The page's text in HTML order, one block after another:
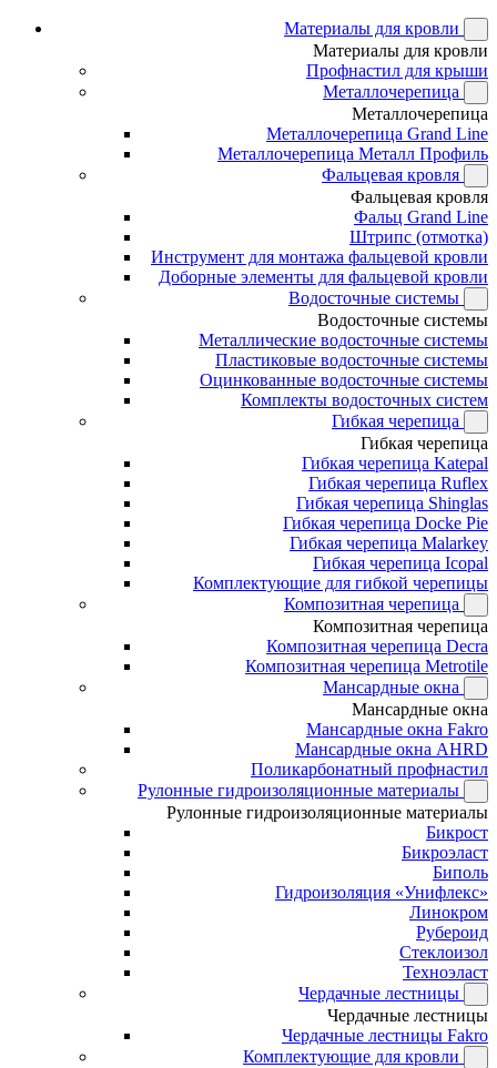
Материалы для кровли
Материалы для кровли
Профнастил для крыши
Металлочерепица
Металлочерепица
Металлочерепица Grand Line
Металлочерепица Металл Профиль
Фальцевая кровля
Фальцевая кровля
Фальц Grand Line
Штрипс (отмотка)
Инструмент для монтажа фальцевой кровли
Доборные элементы для фальцевой кровли
Водосточные системы
Водосточные системы
Металлические водосточные системы
Пластиковые водосточные системы
Оцинкованные водосточные системы
Комплекты водосточных систем
Гибкая черепица
Гибкая черепица
Гибкая черепица Katepal
Гибкая черепица Ruflex
Гибкая черепица Shinglas
Гибкая черепица Docke Pie
Гибкая черепица Malarkey
Гибкая черепица Icopal
Комплектующие для гибкой черепицы
Композитная черепица
Композитная черепица
Композитная черепица Decra
Композитная черепица Metrotile
Мансардные окна
Мансардные окна
Мансардные окна Fakro
Мансардные окна AHRD
Поликарбонатный профнастил
Рулонные гидроизоляционные материалы
Рулонные гидроизоляционные материалы
Бикрост
Бикроэласт
Биполь
Гидроизоляция «Унифлекс»
Линокром
Рубероид
Стеклоизол
Техноэласт
Чердачные лестницы
Чердачные лестницы
Чердачные лестницы Fakro
Комплектующие для кровли